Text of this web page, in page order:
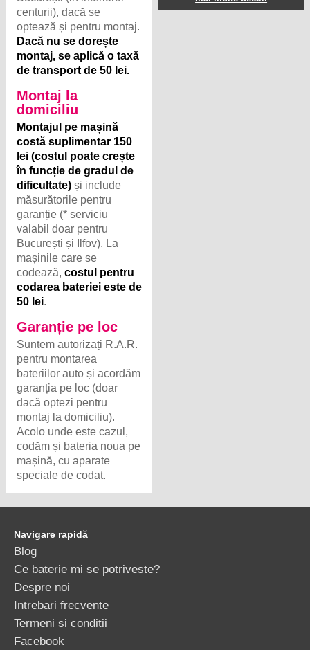
centurii), dacă se
optează și pentru montaj.
Dacă nu se dorește
montaj, se aplică o taxă
de transport de 50 lei.
Montaj la
domiciliu
Montajul pe mașină
costă suplimentar 150
lei (costul poate crește
în funcție de gradul de
dificultate) și include
măsurătorile pentru
garanție (* serviciu
valabil doar pentru
București și Ilfov). La
mașinile care se
codează, costul pentru
codarea bateriei este de
50 lei
Garanție pe loc
Suntem autorizați R.A.R.
pentru montarea
bateriilor auto și acordăm
garanția pe loc (doar
dacă optezi pentru
montaj la domiciliu).
Acolo unde este cazul,
codăm și bateria noua pe
mașină, cu aparate
speciale de codat.
Navigare rapidă
Blog
Ce baterie mi se potriveste?
Despre noi
Intrebari frecvente
Termeni si conditii
Facebook